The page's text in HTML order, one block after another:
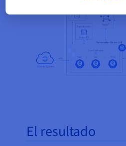
El resultado